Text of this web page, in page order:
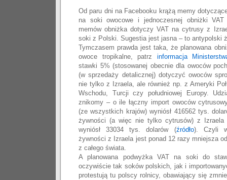
Od paru dni na Facebooku krążą memy
na soki owocowe i jednoczesnej obniżki
memów obniżka dotyczy VAT na cytrusy z
soki z Polski. Sugestia jest jasna – to antypolski
Tymczasem prawda jest taka, że planowana
owoce tropikalne, patrz informacja
stawki 5% (stosowanej obecnie dla owoców
(w sprzedaży detalicznej) dotyczyć owoców
nie tylko z Izraela, ale również np. z Ameryki
Wschodu, Turcji czy południowej Europy.
znikomy – o ile łączny import owoców
(ze wszystkich krajów) wyniósł 416562 tys.
żywności (a więc nie tylko cytrusów) z
wyniósł 33034 tys. dolarów (źródło). Czyli
żywności z Izraela jest ponad 12 razy mniejsza
z całego świata.
A planowana podwyżka VAT na soki do
oczywiście tak soków polskich, jak i
protestują tu polscy rolnicy, obawiający się